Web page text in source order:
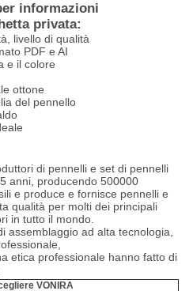
informazioni
privata:
livello di qualità
PDF e AI
e il colore
ottone
del pennello
di pennelli e set di pennelli
anni, producendo 500000
e produce e fornisce pennelli e
qualità per molti dei principali
in tutto il mondo.
assemblaggio ad alta tecnologia,
etica professionale hanno fatto di
VONIRA